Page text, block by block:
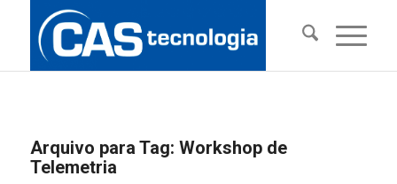
Arquivo para Tag: Workshop de
Telemetria